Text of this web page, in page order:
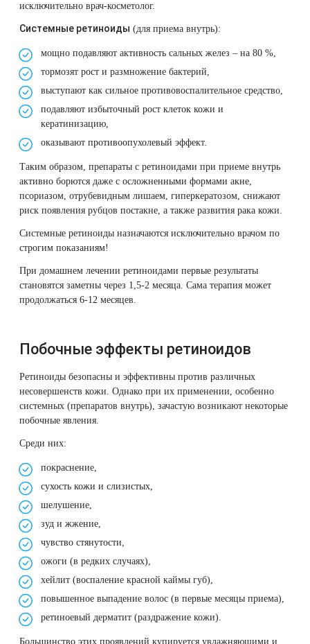
исключительно врач-косметолог.
Системные ретиноиды (для приема внутрь):
мощно подавляют активность сальных желез – на 80 %,
тормозят рост и размножение бактерий,
выступают как сильное противовоспалительное средство,
подавляют избыточный рост клеток кожи и
кератинизацию,
оказывают противоопухолевый эффект.
Таким образом, препараты с ретиноидами при приеме внутрь
активно борются даже с осложненными формами акне,
псориазом, отрубевидным лишаем, гиперкератозом, снижают
риск появления рубцов постакне, а также развития рака кожи.
Системные ретиноиды назначаются исключительно врачом по
строгим показаниям!
При домашнем лечении ретиноидами первые результаты
становятся заметны через 1,5-2 месяца. Сама терапия может
продолжаться 6-12 месяцев.
Побочные эффекты ретиноидов
Ретиноиды безопасны и эффективны против различных
несовершенств кожи. Однако при их применении, особенно
системных (препаратов внутрь), зачастую возникают некоторые
побочные явления.
Среди них:
покраснение,
сухость кожи и слизистых,
шелушение,
зуд и жжение,
чувство стянутости,
ожоги (в редких случаях),
хейлит (воспаление красной каймы губ),
повышенное выпадение волос (в первые месяцы приема),
ретиноевый дерматит (раздражение кожи).
Большинство этих проявлений купируется увлажняющими и